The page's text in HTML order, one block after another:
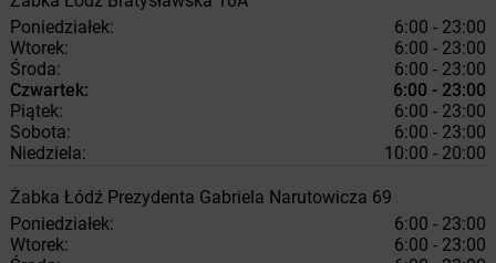
Poniedziałek:
6:00 - 23:00
Wtorek:
6:00 - 23:00
Środa:
6:00 - 23:00
Czwartek:
6:00 - 23:00
Piątek:
6:00 - 23:00
Sobota:
6:00 - 23:00
Niedziela:
10:00 - 20:00
Żabka Łódź Prezydenta Gabriela Narutowicza 69
Poniedziałek:
6:00 - 23:00
Wtorek:
6:00 - 23:00